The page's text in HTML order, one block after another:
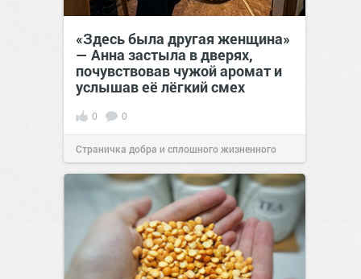
«Здесь была другая женщина»
— Анна застыла в дверях,
почувствовав чужой аромат и
услышав её лёгкий смех
0 0
Страничка добра и сплошного жизненного
позитива!13:38Сегодня